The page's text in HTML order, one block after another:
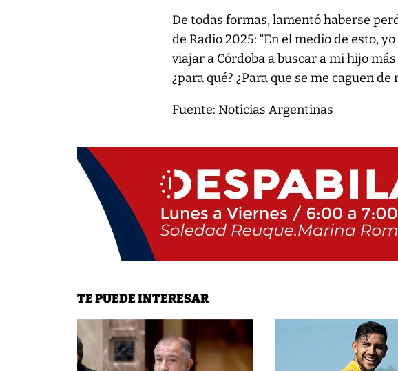
De todas formas, lamentó haberse
de Radio 2025: “En el medio de esto,
viajar a Córdoba a buscar a mi hijo
¿para qué? ¿Para que se me caguen de
Fuente: Noticias Argentinas
TE PUEDE INTERESAR